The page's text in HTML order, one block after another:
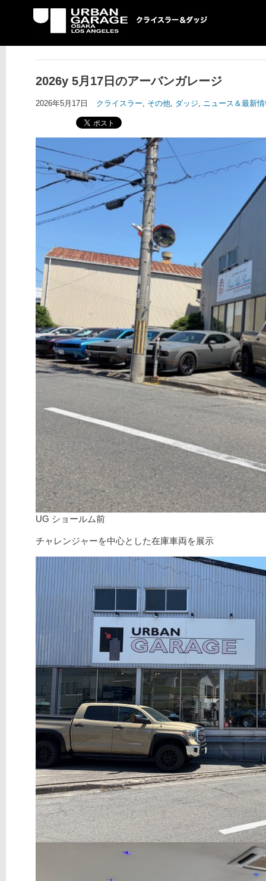
UG クライスラー＆ダ
ッジ専門店
2026y 5月17日のアーバンガレージ
2026年5月17日 クライスラー, その他, ダッジ, ニュース＆最新
UG ショールム前
チャレンジャーを中心とした在庫車両を展示